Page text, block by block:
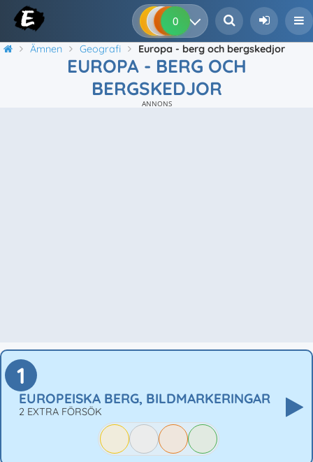
0 0 0
Ämnen Geografi Europa - berg och bergskedjor
EUROPA - BERG OCH
BERGSKEDJOR
ANNONS
1
EUROPEISKA BERG, BILDMARKERINGAR
2 EXTRA FÖRSÖK